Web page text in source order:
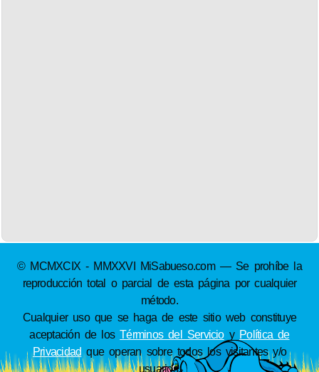
© MCMXCIX - MMXXVI MiSabueso.com — Se prohíbe la
reproducción total o parcial de esta página por cualquier
método.
Cualquier uso que se haga de este sitio web constituye
aceptación de losTérminos del Servicioy Política de
Privacidad que operan sobre todos los visitantes y/o
usuarios.